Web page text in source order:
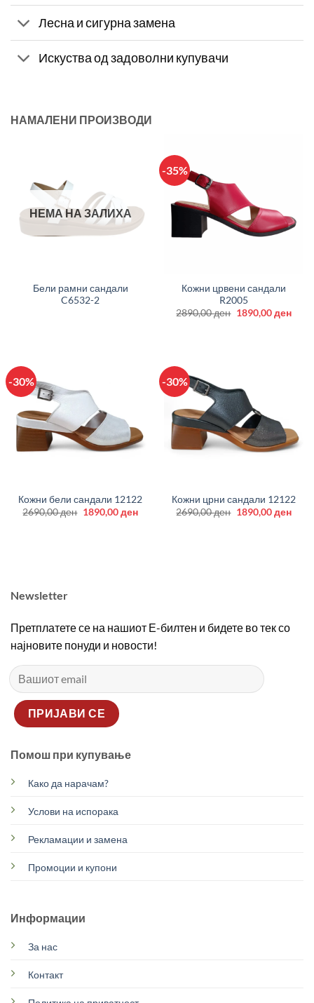
Лесна и сигурна замена
Искуства од задоволни купувачи
НАМАЛЕНИ ПРОИЗВОДИ
НЕМА НА ЗАЛИХА
Бели рамни сандали
C6532-2
-35%
Кожни црвени сандали
R2005
2890,00ден Original
1890,00ден
-30%
Кожни бели сандали 12122
2690,00ден Original
1890,00денCurrent
-30%
Кожни црни сандали 12122
2690,00ден Original
1890,00ден
Newsletter
Претплатете се на нашиот Е-билтен и бидете во тек со
најновите понуди и новости!
Помош при купување
Како да нарачам?
Услови на испорака
Рекламации и замена
Промоции и купони
Информации
За нас
Контакт